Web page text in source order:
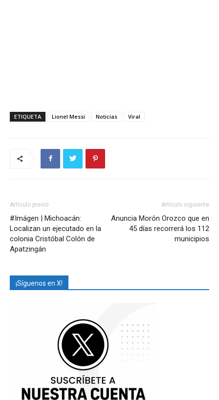
ETIQUETA Lionel Messi Noticias Viral
Artículo previo
#Imágen | Michoacán:
Localizan un ejecutado en la
colonia Cristóbal Colón de
Apatzingán
Artículo siguiente
Anuncia Morón Orozco que en
45 días recorrerá los 112
municipios
¡Síguenos en X!